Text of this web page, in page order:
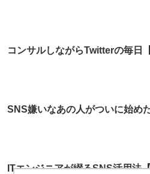
コンサルしながらTwitterの毎日
SNS嫌いなあの人がついに始め
ITエンジニアが綴るSNS活用法